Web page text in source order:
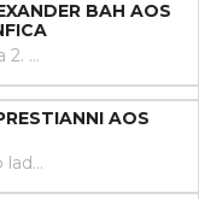
BAH AOS
Golo! Estoril 0, Benfica 2. Canto na esquerda para a área, Tomás Araújo desvia de cabeça e a bola sobra para Alexander Bah ao segundo poste, que remata na pequena área para o segundo das 'águias'.
AOS
Remate defendido no lado esquerdo da baliza. Gianluca Prestianni remate com o pé direito no coração da área.